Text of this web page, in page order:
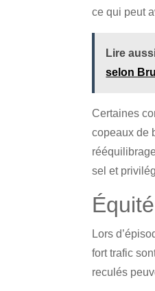
ce qui peut
Lire
selon
Certaines
copeaux de
sel et
Lors
fort trafic
reculés